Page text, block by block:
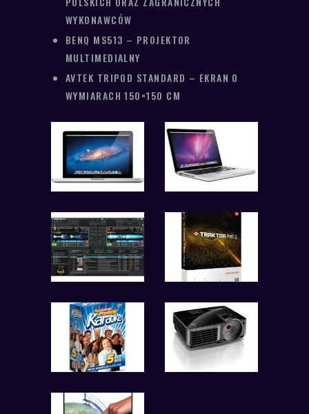
WYKONAWCÓW
BENQ MS513 – PROJEKTOR
MULTIMEDIALNY
AVTEK TRIPOD STANDARD – EKRAN O
WYMIARACH 150×150 CM